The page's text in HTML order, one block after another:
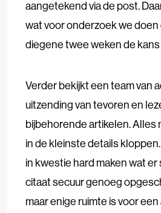
aangetekend via de post.
wat voor onderzoek we doen
diegene twee weken de kans
Verder bekijkt een team van
uitzending van tevoren en
bijbehorende artikelen. Alles
in de kleinste details
in kwestie hard maken wat er
citaat secuur genoeg
maar enige ruimte is voor